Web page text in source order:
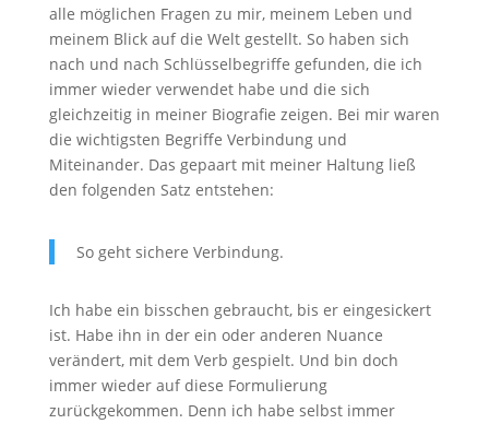
alle möglichen Fragen zu mir, meinem Leben und
meinem Blick auf die Welt gestellt. So haben sich
nach und nach Schlüsselbegriffe gefunden, die ich
immer wieder verwendet habe und die sich
gleichzeitig in meiner Biografie zeigen. Bei mir waren
die wichtigsten Begriffe Verbindung und
Miteinander. Das gepaart mit meiner Haltung ließ
den folgenden Satz entstehen:
So geht sichere Verbindung.
Ich habe ein bisschen gebraucht, bis er eingesickert
ist. Habe ihn in der ein oder anderen Nuance
verändert, mit dem Verb gespielt. Und bin doch
immer wieder auf diese Formulierung
zurückgekommen. Denn ich habe selbst immer